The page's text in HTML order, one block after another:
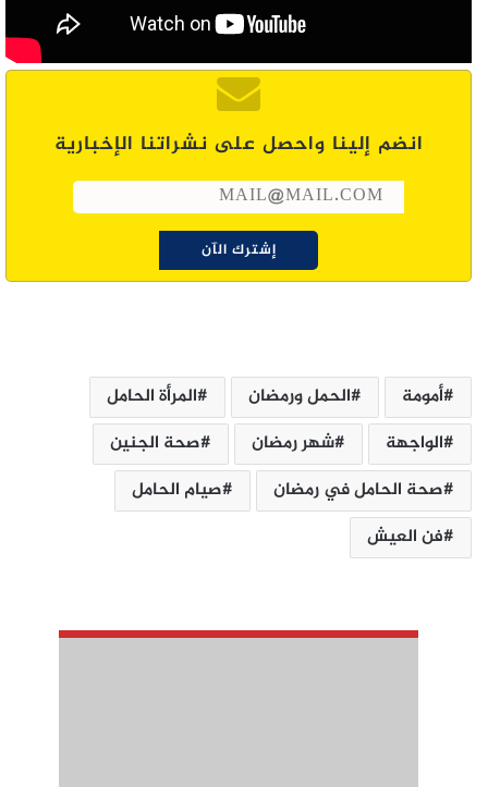
انضم إلينا واحصل على نشراتنا الإخبارية
أمومة الحمل ورمضان
المرأة الحامل
الواجهة
شهر رمضان
صحة الجنين
صحة الحامل في رمضان
صيام الحامل
فن العيش